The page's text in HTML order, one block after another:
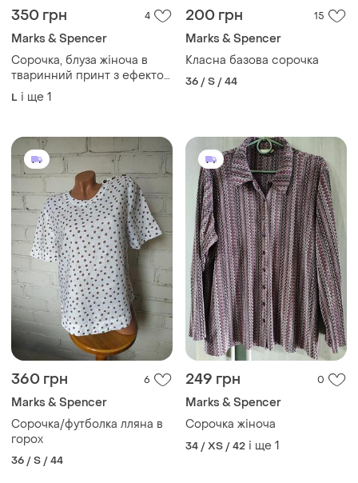
350 грн 4
Marks & Spencer
Сорочка, блуза жіноча в
тваринний принт з ефектом
гофре
L і ще 1
200 грн 15
Marks & Spencer
Класна базова сорочка
36 / S / 44
360 грн 6
Marks & Spencer
Сорочка/футболка лляна в
горох
36 / S / 44
249 грн 0
Marks & Spencer
Сорочка жіноча
34 / XS / 42 і ще 1